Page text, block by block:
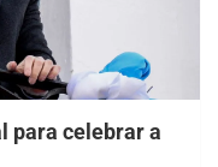
para celebrar a